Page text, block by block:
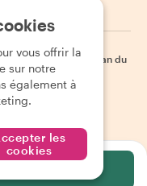
| Cookies
Plan du
vous offrir la
sur notre
également à
les
cookies